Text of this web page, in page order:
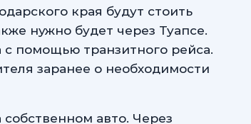
края будут стоить
нужно будет через Туапсе.
помощью транзитного рейса.
заранее о необходимости
авто. Через